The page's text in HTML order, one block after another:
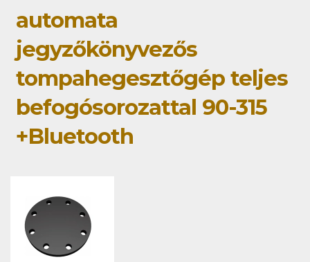
automata
jegyzőkönyvezős
tompahegesztőgép teljes
befogósorozattal 90-315
+Bluetooth